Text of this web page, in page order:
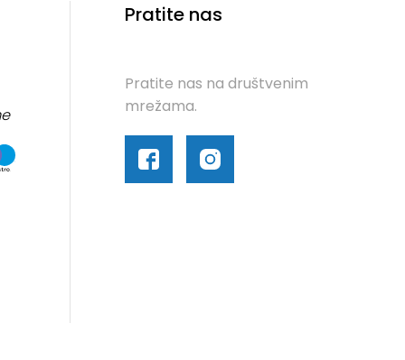
Pratite nas
Pratite nas na društvenim
mrežama.